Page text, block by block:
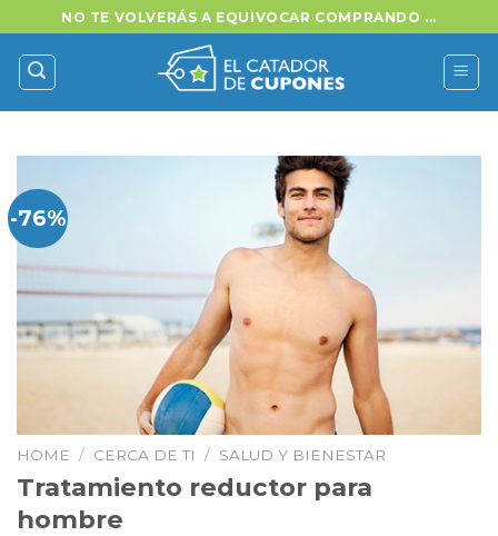
al
contenido
NO TE VOLVERÁS A EQUIVOCAR COMPRANDO ...
-76%
HOME / CERCA DE TI / SALUD Y BIENESTAR
Tratamiento reductor para
hombre